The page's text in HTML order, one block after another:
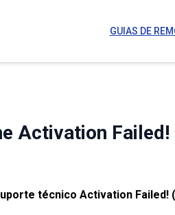
GUIAS DE
Activation
técnico Activation Failed!